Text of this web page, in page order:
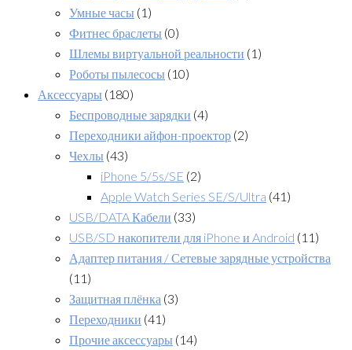
Умные часы (1)
Фитнес браслеты (0)
Шлемы виртуальной реальности (1)
Роботы пылесосы (10)
Аксессуары (180)
Беспроводные зарядки (4)
Переходники айфон-проектор (2)
Чехлы (43)
iPhone 5/5s/SE (2)
Apple Watch Series SE/S/Ultra (41)
USB/DATA Кабели (33)
USB/SD накопители для iPhone и Android (11)
Адаптер питания / Сетевые зарядные устройства
(11)
Защитная плёнка (3)
Переходники (41)
Прочие аксессуары (14)